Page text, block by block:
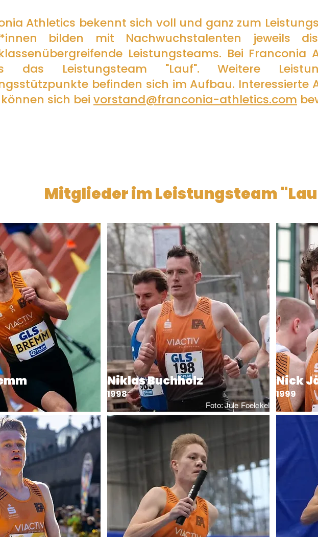
Athletics bekennt sich voll und ganz zum
bilden mit Nachwuchstalenten jeweils
Leistungsteams. Bei Franconia
das Leistungsteam "Lauf".Weitere
befinden sich im Aufbau. Interessierte
sich bei vorstand@franconia-athletics.com
Mitglieder im Leistungsteam
Foto: Jule Foelckel
Niklas Buchholz
1998
Nick
1999